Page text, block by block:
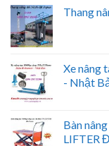
Thang
Xe nâng
- Nhật
Bàn
LIFTER